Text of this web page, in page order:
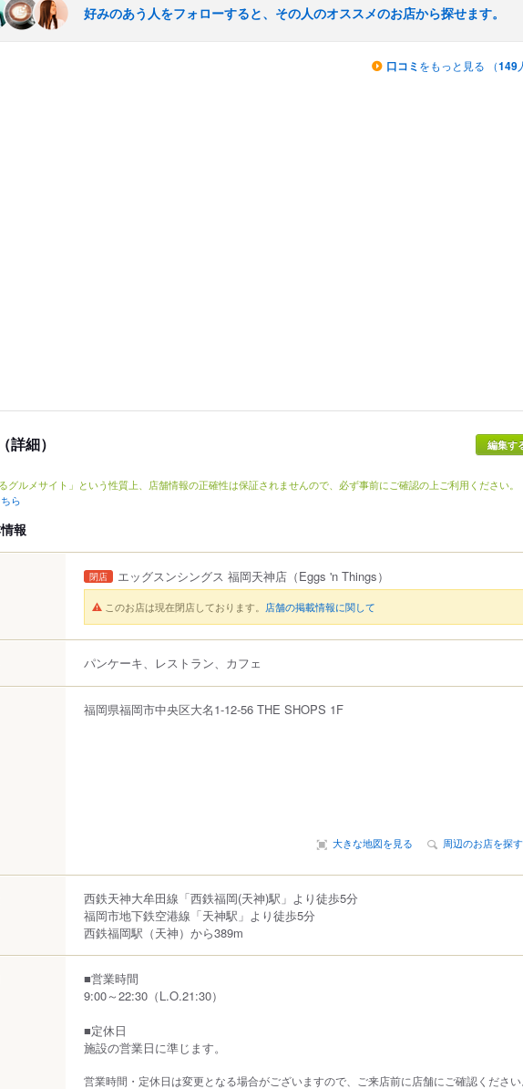
好みのあう人をフォローすると、その人のオススメのお店から探せます。
口コミ をもっと見る （149
詳細） 編集す
グルメサイト」という性質上、店舗情報の正確性は保証されませんので、必ず事前にご確認の上ご利用ください。
ら
報
閉店 エッグスンシングス 福岡天神店 （Eggs 'n Things）
このお店は現在閉店しております。 店舗の掲載情報に関して
パンケーキ、レストラン、カフェ
福岡県福岡市中央区大名1-12-56 THE SHOPS 1F
大きな地図を見る 周辺のお店を探す
西鉄天神大牟田線「西鉄福岡(天神)駅」より徒歩5分
福岡市地下鉄空港線「天神駅」より徒歩5分
西鉄福岡駅（天神）から389m
■営業時間
9:00～22:30（L.O.21:30）
■定休日
施設の営業日に準じます。
営業時間・定休日は変更となる場合がございますので、ご来店前に店舗にご確認ください